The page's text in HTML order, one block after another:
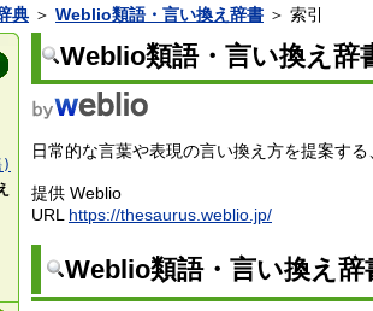
典 ＞ Weblio類語・言い換え辞書 ＞ 索引
Weblio類語・言い換え辞
日常的な言葉や表現の言い換え方を提案す
提供 Weblio
URL https://thesaurus.weblio.jp/
Weblio類語・言い換え
)